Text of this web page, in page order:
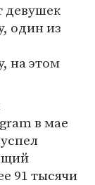
девушек
один из
на этом
в мае
91 тысячи